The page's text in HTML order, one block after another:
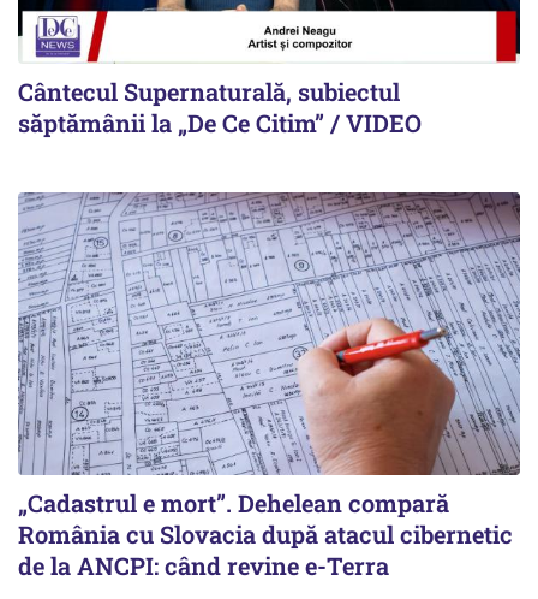
Cântecul Supernaturală, subiectul
săptămânii la „De Ce Citim” / VIDEO
„Cadastrul e mort”. Dehelean compară
România cu Slovacia după atacul cibernetic
de la ANCPI: când revine e-Terra